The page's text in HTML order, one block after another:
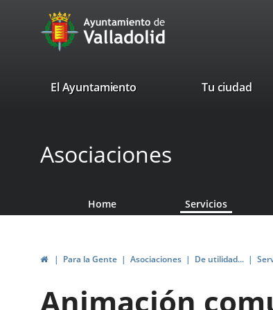
Portal
Web
Ayuntamiento
Valladolid
valladolid.es
El Ayuntamiento Tu ciudad
Asociaciones
Home Servicios
HomePara la Gente Asociaciones De utilidad...
Animación